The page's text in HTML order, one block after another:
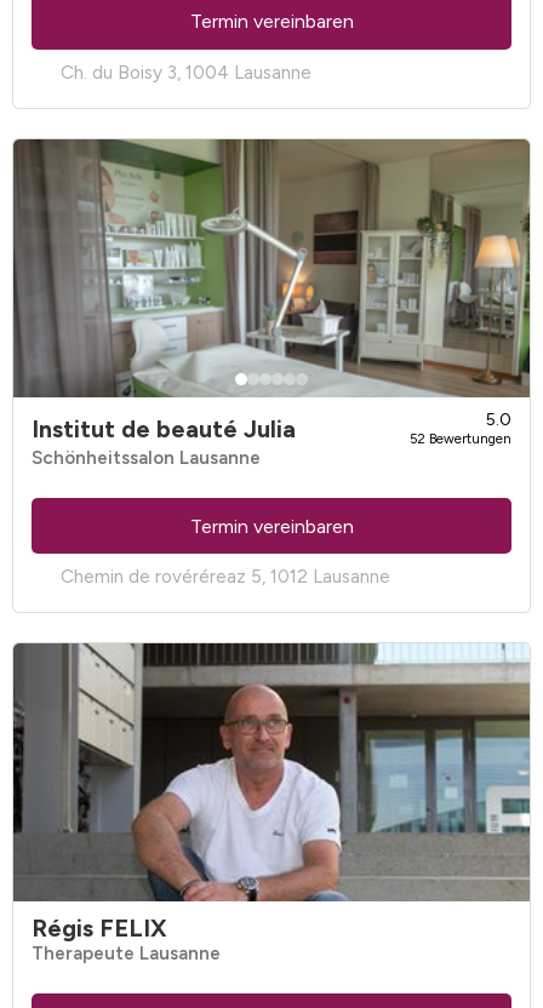
Ch. du Boisy 3, 1004 Lausanne
Termin vereinbaren
Institut de beauté Julia 5.0
52 Bewertungen
Schönheitssalon Lausanne
Chemin de rovéréreaz 5, 1012 Lausanne
Termin vereinbaren
Régis FELIX
Therapeute Lausanne